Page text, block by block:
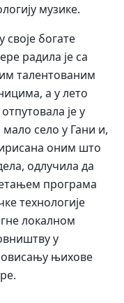
музике.
своје богате
радила је са
талентованим
а у лето
је у
мало село у Гани и,
оним што
одлучила да
програма
технологије
локалном
у
њихове